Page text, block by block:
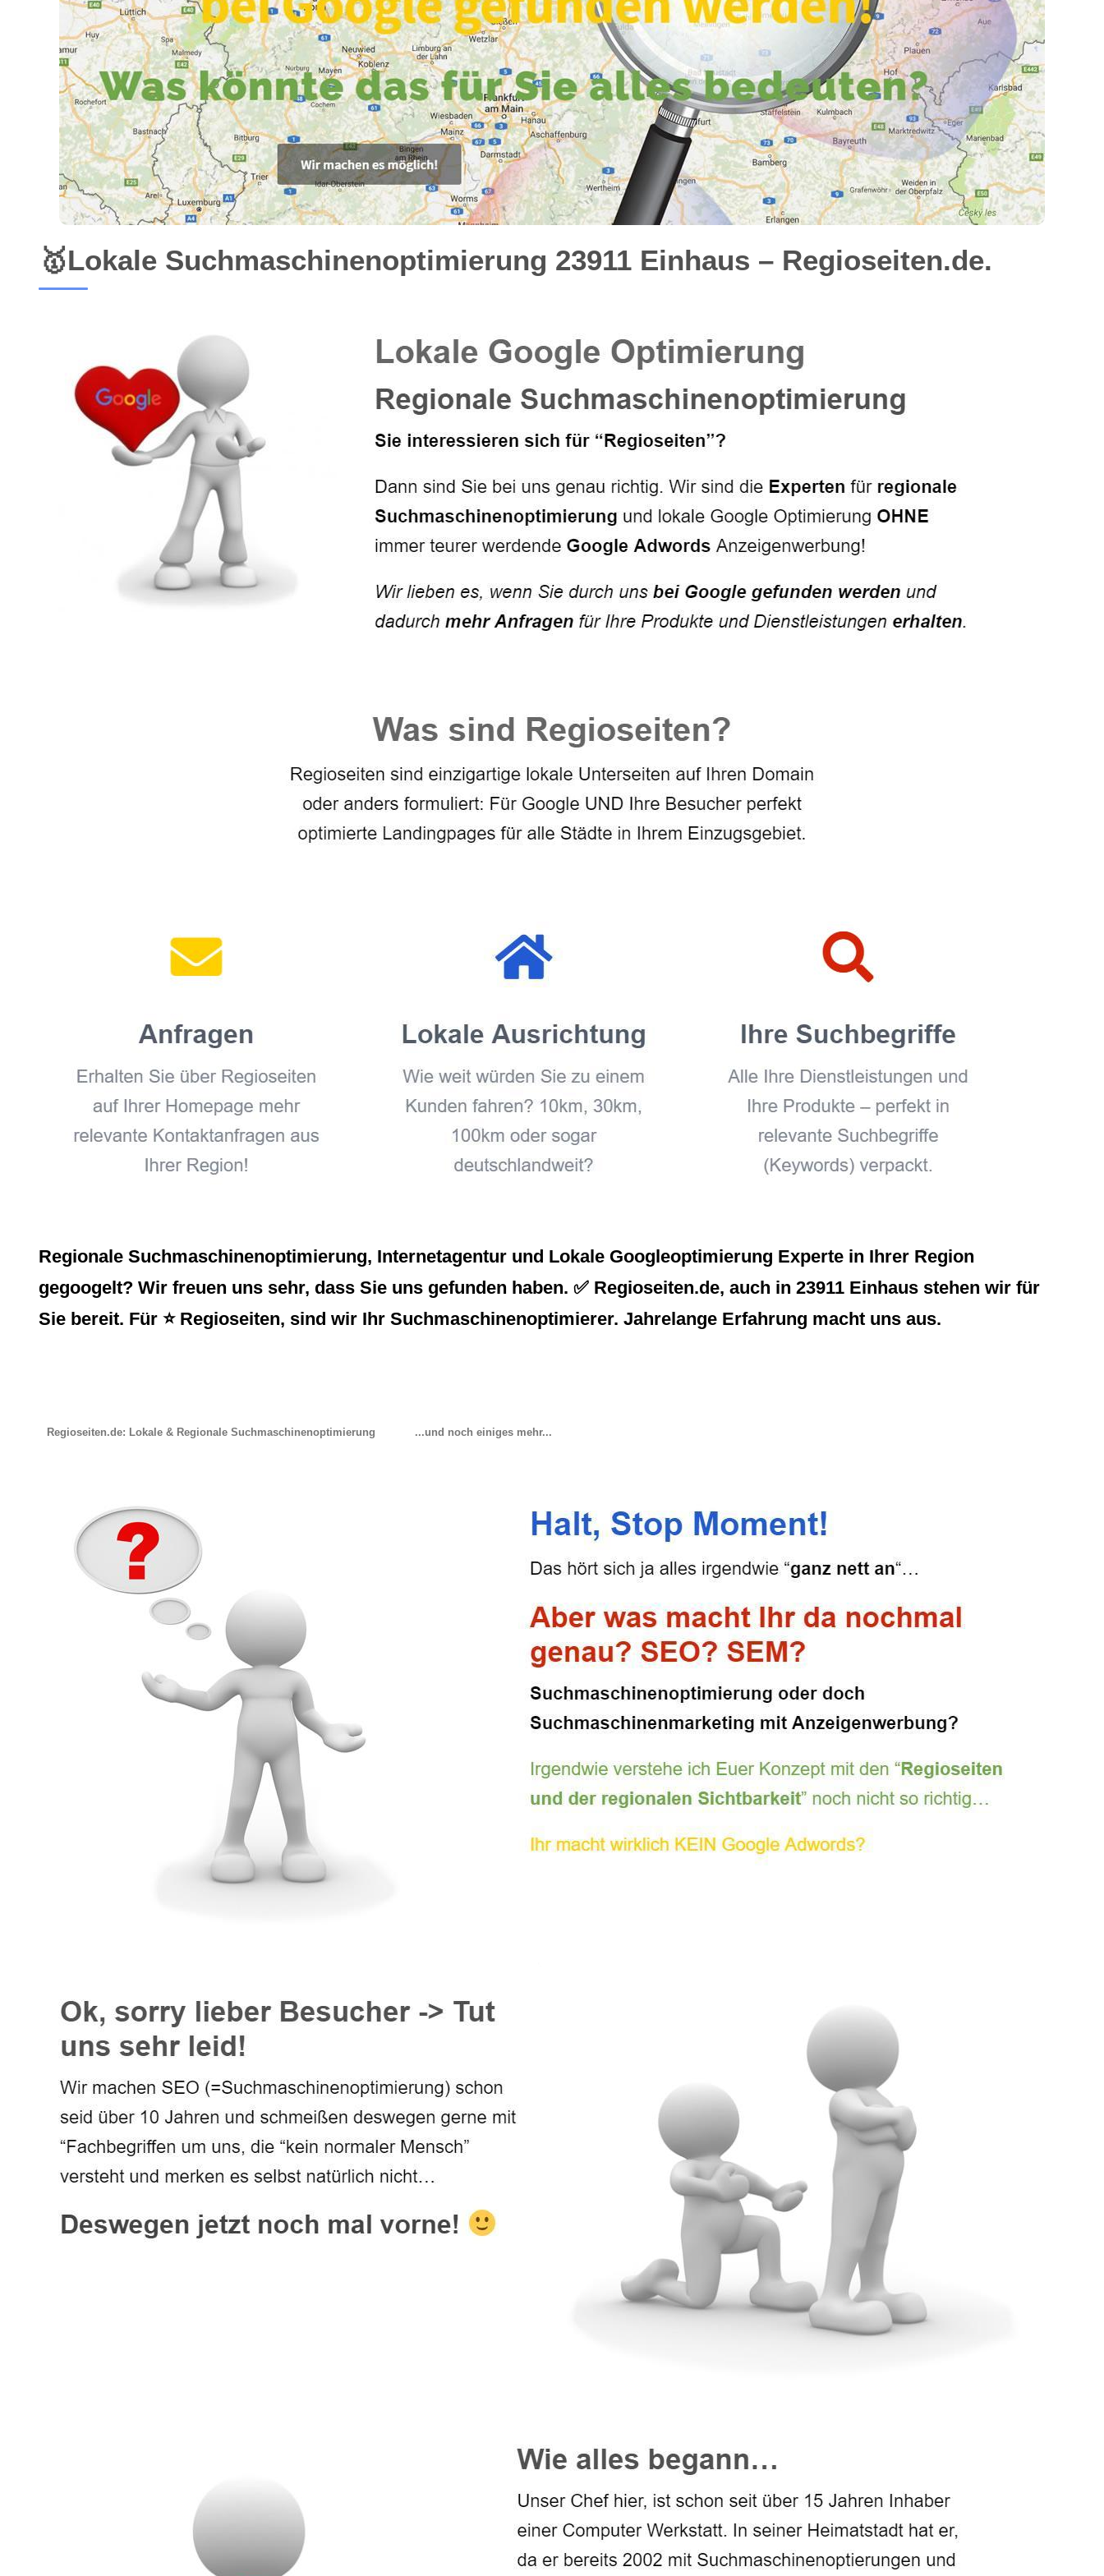
🥇Lokale Suchmaschinenoptimierung 23911 Einhaus – Regioseiten.de.
Regionale Suchmaschinenoptimierung, Internetagentur und Lokale Googleoptimierung Experte in Ihrer Region
gegoogelt? Wir freuen uns sehr, dass Sie uns gefunden haben. ✅ Regioseiten.de, auch in 23911 Einhaus stehen wir für
Sie bereit. Für ⭐ Regioseiten, sind wir Ihr Suchmaschinenoptimierer. Jahrelange Erfahrung macht uns aus.
Regioseiten.de: Lokale & Regionale Suchmaschinenoptimierung ...und noch einiges mehr...